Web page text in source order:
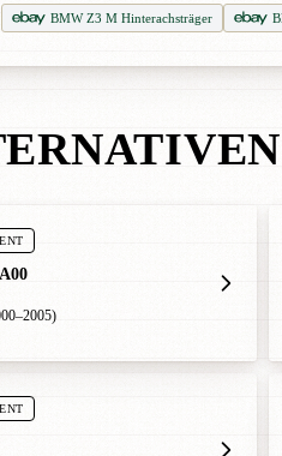
BMW Z3 M Hinterachsträger